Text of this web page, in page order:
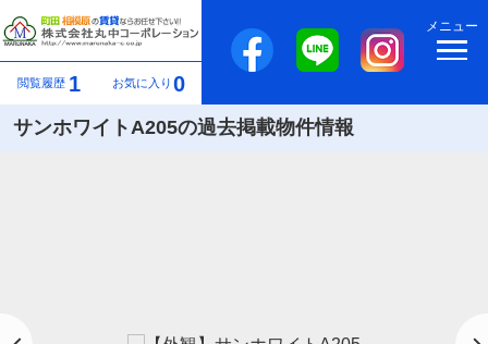
閲覧履歴 1 お気に入り 0
メニュー
サンホワイトA205の過去掲載物件情報